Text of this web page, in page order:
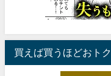
買えば買うほどおトク